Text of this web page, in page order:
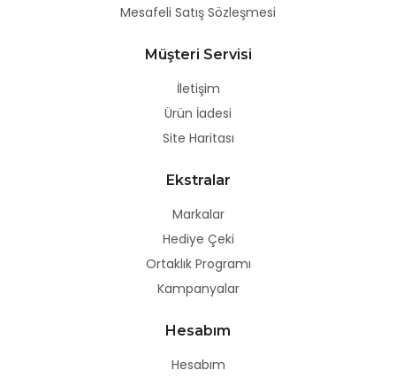
Mesafeli Satış Sözleşmesi
Müşteri Servisi
İletişim
Ürün İadesi
Site Haritası
Ekstralar
Markalar
Hediye Çeki
Ortaklık Programı
Kampanyalar
Hesabım
Hesabım